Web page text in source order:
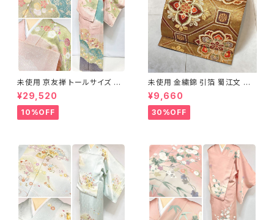
未使用 京友禅 トールサイズ 染
め分け 金彩 訪問着 袷 正絹 ピ
ンク 黄緑 紫 黄色 1438
¥29,520
10%OFF
未使用 金繍錦 引箔 蜀江文 唐
織 華紋 袋帯 正絹 金糸 ゴール
ド 赤 紫 710
¥9,660
30%OFF